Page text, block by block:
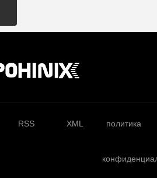
RSS XML политика